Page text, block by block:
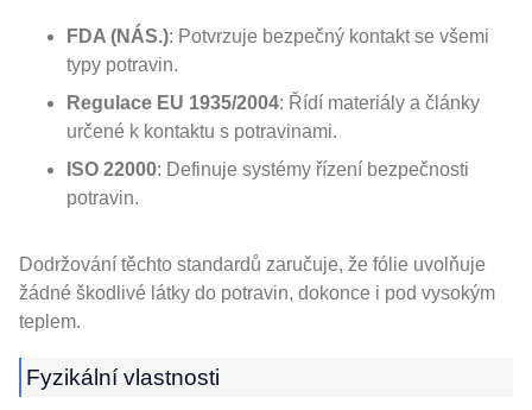
FDA (NÁS.): Potvrzuje bezpečný kontakt se všemi
typy potravin.
Regulace EU 1935/2004: Řídí materiály a články
určené k kontaktu s potravinami.
ISO 22000: Definuje systémy řízení bezpečnosti
potravin.
Dodržování těchto standardů zaručuje, že fólie uvolňuje
žádné škodlivé látky do potravin, dokonce i pod vysokým
teplem.
Fyzikální vlastnosti